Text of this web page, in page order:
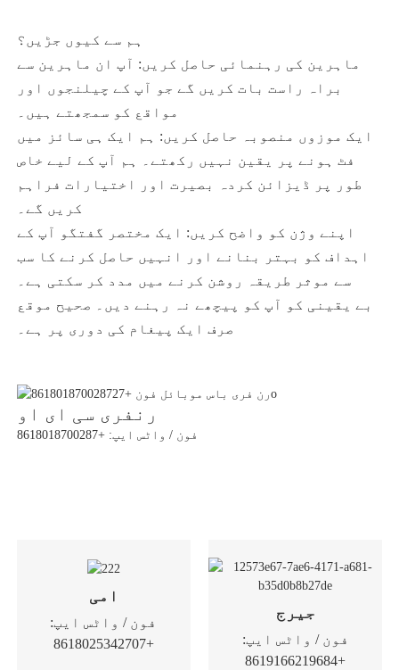
ہم سے کیوں جڑیں؟
ماہرین کی رہنمائی حاصل کریں: آپ ان ماہرین سے
براہ راست بات کریں گے جو آپ کے چیلنجوں اور
مواقع کو سمجھتے ہیں۔
ایک موزوں منصوبہ حاصل کریں: ہم ایک ہی سائز میں
فٹ ہونے پر یقین نہیں رکھتے۔ ہم آپ کے لیے خاص
طور پر ڈیزائن کردہ بصیرت اور اختیارات فراہم
کریں گے۔
اپنے وژن کو واضح کریں: ایک مختصر گفتگو آپ کے
اہداف کو بہتر بنانے اور انہیں حاصل کرنے کا سب
سے موثر طریقہ روشن کرنے میں مدد کر سکتی ہے۔
بے یقینی کو آپ کو پیچھے نہ رہنے دیں۔ صحیح موقع
صرف ایک پیغام کی دوری پر ہے۔
رنفری سی ای او
فون / واٹس ایپ: +8618018700287
امی
فون / واٹس ایپ:
+8618025342707
جیرج
فون / واٹس ایپ:
+8619166219684